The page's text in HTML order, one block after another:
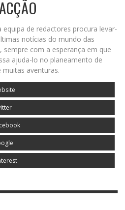
equipa de redactores procura levar-
notícias do mundo das
sempre com a esperança em que
ajuda-lo no planeamento de
muitas aventuras.